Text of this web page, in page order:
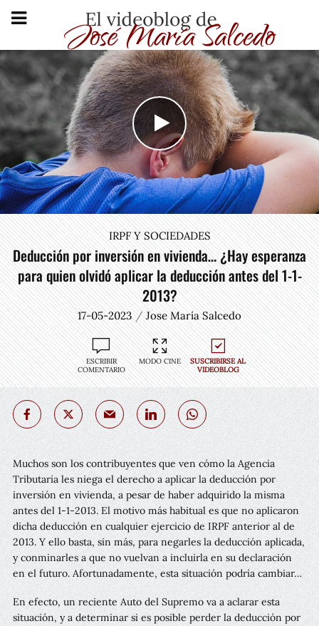
IRPF Y SOCIEDADES
Deducción por inversión en vivienda… ¿Hay esperanza
para quien olvidó aplicar la deducción antes del 1-1-
2013?
17-05-2023 Jose María Salcedo
ESCRIBIR
COMENTARIO
MODO CINE
SUSCRIBIRSE AL
VIDEOBLOG
Muchos son los contribuyentes que ven cómo la Agencia
Tributaria les niega el derecho a aplicar la deducción por
inversión en vivienda, a pesar de haber adquirido la misma
antes del 1-1-2013. El motivo más habitual es que no aplicaron
dicha deducción en cualquier ejercicio de IRPF anterior al de
2013. Y ello basta, sin más, para negarles la deducción aplicada,
y conminarles a que no vuelvan a incluirla en su declaración
en el futuro. Afortunadamente, esta situación podría cambiar…
En efecto, un reciente Auto del Supremo va a aclarar esta
situación, y a determinar si es posible perder la deducción por